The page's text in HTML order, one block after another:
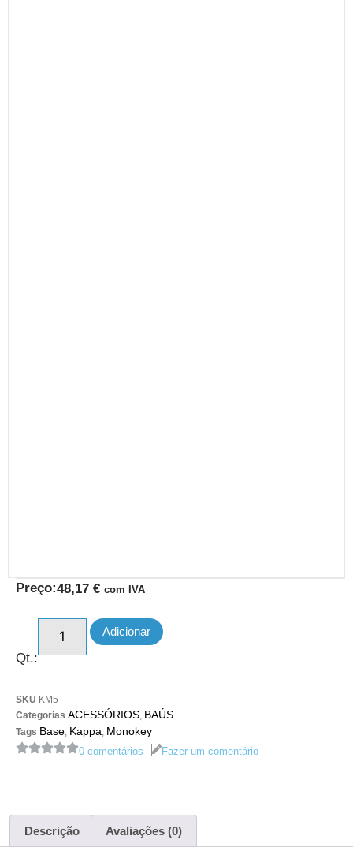
Preço:48,17 € com IVA
Qt.:
Adicionar
SKU KM5
Categorias ACESSÓRIOS, BAÚS
Tags Base, Kappa, Monokey
0 comentários Fazer um comentário
Descrição Avaliações (0)